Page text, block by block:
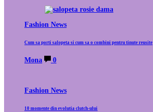
Fashion News
Cum sa porti salopeta si cum sa o combini pentru tinute reusite
Mona 0
Fashion News
10 momente din evolutia clutch-ului